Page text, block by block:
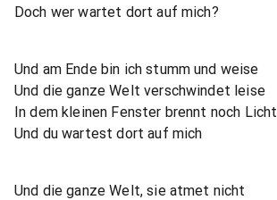
Doch wer wartet dort auf mich?
Und am Ende bin ich stumm und weise
Und die ganze Welt verschwindet leise
In dem kleinen Fenster brennt noch Licht
Und du wartest dort auf mich
Und die ganze Welt, sie atmet nicht